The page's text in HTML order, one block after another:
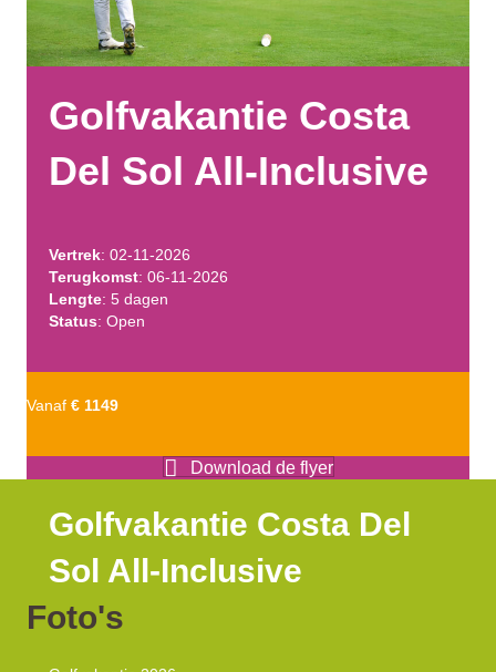
Golfvakantie Costa
Del Sol All-Inclusive
Vertrek: 02-11-2026
Terugkomst: 06-11-2026
Lengte: 5 dagen
Status: Open
Vanaf € 1149
Download de flyer
Golfvakantie Costa Del
Sol All-Inclusive
Foto's